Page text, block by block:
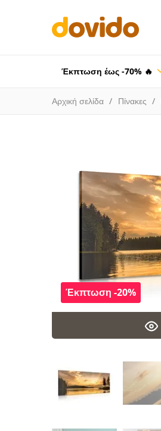
Έκπτωση έως -70% 🔥
Αρχική σελίδα Πίνακες
Έκπτωση -20%